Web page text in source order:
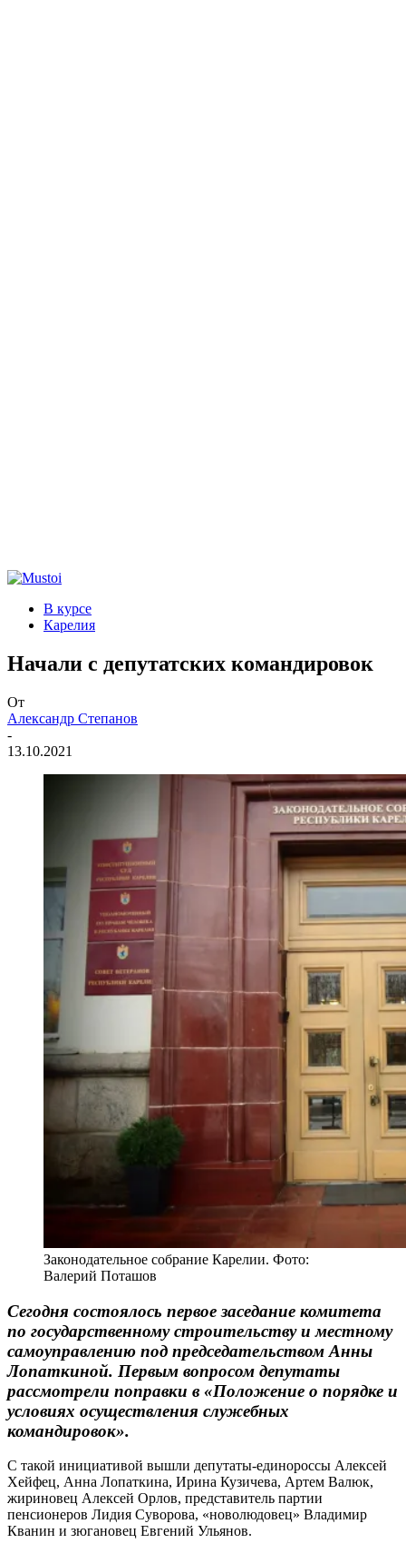
В курсе
Карелия
Начали с депутатских командировок
От
Александр Степанов
-
13.10.2021
Законодательное собрание Карелии. Фото:
Валерий Поташов
Сегодня состоялось первое заседание комитета
по государственному строительству и местному
самоуправлению под председательством Анны
Лопаткиной. Первым вопросом депутаты
рассмотрели поправки в «Положение о порядке и
условиях осуществления служебных
командировок».
С такой инициативой вышли депутаты-единороссы Алексей
Хейфец, Анна Лопаткина, Ирина Кузичева, Артем Валюк,
жириновец Алексей Орлов, представитель партии
пенсионеров Лидия Суворова, «новолюдовец» Владимир
Кванин и зюгановец Евгений Ульянов.